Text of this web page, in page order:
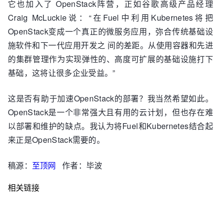
它也加入了 OpenStack阵营，正如谷歌高级产品经理
Craig McLuckie说：“在Fuel中利用Kubernetes将把
OpenStack变成一个真正的微服务应用，弥合传统基础设
施软件和下一代应用开发之 间的差距。从使用容器和先进
的集群管理作为实现弹性的、高度可扩展的基础设施打下
基础，这将让很多企业受益。”
这是否有助于加速OpenStack的部署？我当然希望如此。
OpenStack是一个非常强大且有用的云计划，但也存在难
以部署和维护的缺点。我认为将Fuel和Kubernetes结合起
来正是OpenStack需要的。
稿源： 至顶网 作者：毕波
相关链接